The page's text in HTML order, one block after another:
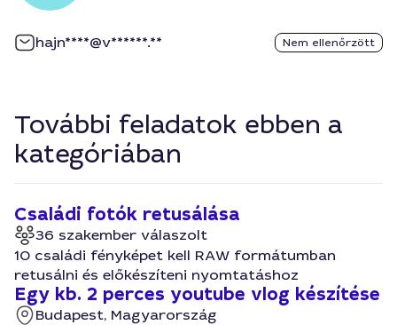
hajn****@v******.** Nem ellenőrzött
További feladatok ebben a
kategóriában
Családi fotók retusálása
36 szakember válaszolt
10 családi fényképet kell RAW formátumban
retusálni és előkészíteni nyomtatáshoz
Egy kb. 2 perces youtube vlog készítése
Budapest, Magyarország